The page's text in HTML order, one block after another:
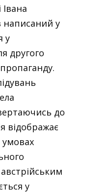
написаний у
у
другого
до
відображає
умовах
у